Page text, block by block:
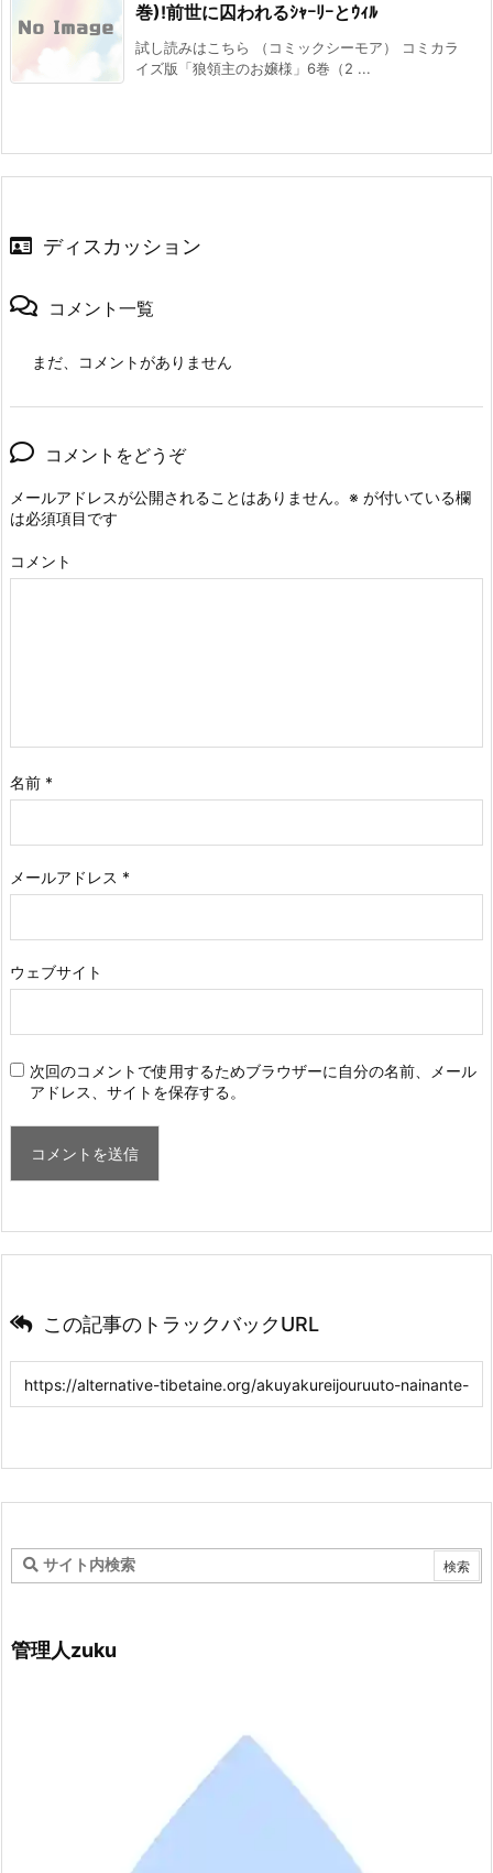
巻)!前世に囚われるｼｬｰﾘｰとｳｨﾙ
試し読みはこちら （コミックシーモア） コミカラ
イズ版「狼領主のお嬢様」6巻（2 ...
ディスカッション
コメント一覧
まだ、コメントがありません
コメントをどうぞ
メールアドレスが公開されることはありません。 ※ が付いている欄
は必須項目です
コメント
名前 *
メールアドレス *
ウェブサイト
次回のコメントで使用するためブラウザーに自分の名前、メール
アドレス、サイトを保存する。
この記事のトラックバックURL
管理人zuku